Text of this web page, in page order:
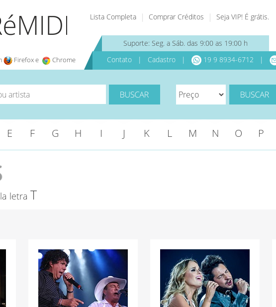
Lista Completa Comprar Créditos Seja VIP! É grátis.
Suporte: Seg. a Sáb. das 9:00 as 19:00 h
Firefox e Chrome Contato | Cadastro | 19 9 8934-6712 |
E F G H I J K L M N O P
letra T